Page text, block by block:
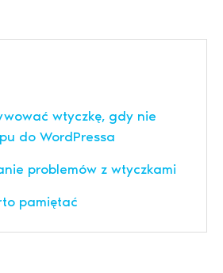
wtyczkę, gdy nie
do WordPressa
problemów z wtyczkami
pamiętać